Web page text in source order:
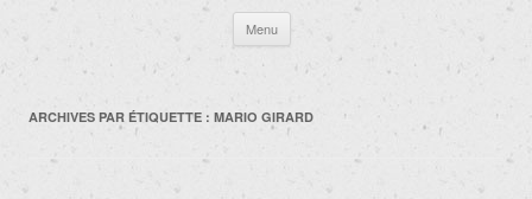
Menu
contenu
ARCHIVES PAR ÉTIQUETTE : MARIO GIRARD